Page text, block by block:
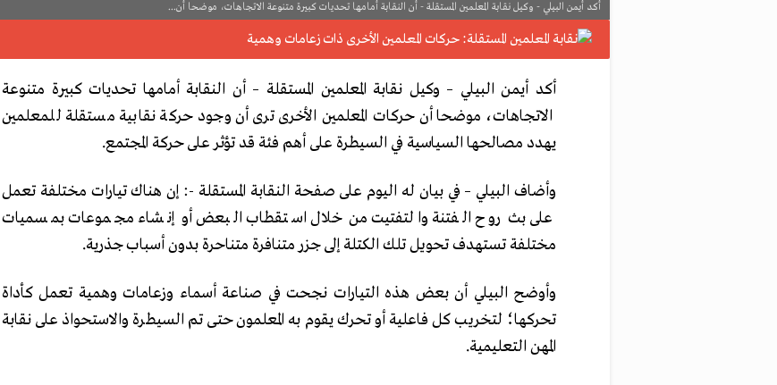
أكد أيمن البيلي - وكيل نقابة المعلمين المستقلة - أن النقابة أمامها تحديات كبيرة متنوعة الاتجاهات، موضحا أن...
أكد أيمن البيلي – وكيل نقابة المعلمين المستقلة – أن النقابة أمامها تحديات كبيرة متنوعة
الاتجاهات، موضحا أن حركات المعلمين الأخرى ترى أن وجود حركة نقابية مستقلة للمعلمين
يهدد مصالحها السياسية في السيطرة على أهم فئة قد تؤثر على حركة المجتمع.
وأضاف البيلي – في بيان له اليوم على صفحة النقابة المستقلة -: إن هناك تيارات مختلفة تعمل
على بث روح الفتنة والتفتيت من خلال استقطاب البعض أو إنشاء مجموعات بمسميات
مختلفة تستهدف تحويل تلك الكتلة إلى جزر متنافرة متناحرة بدون أسباب جذرية.
وأوضح البيلي أن بعض هذه التيارات نجحت في صناعة أسماء وزعامات وهمية تعمل كأداة
تحركها؛ لتخريب كل فاعلية أو تحرك يقوم به المعلمون حتى تم السيطرة والاستحواذ على نقابة
المهن التعليمية.